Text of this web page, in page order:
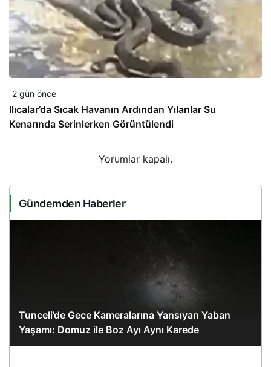
2 gün önce
Ilıcalar’da Sıcak Havanın Ardından Yılanlar Su
Kenarında Serinlerken Görüntülendi
Yorumlar kapalı.
Gündemden Haberler
Tunceli’de Gece Kameralarına Yansıyan Yaban
Yaşamı: Domuz ile Boz Ayı Aynı Karede